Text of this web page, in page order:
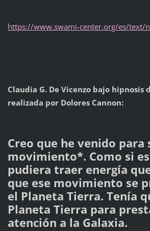
https://www.swami-center.org/es/text/
Claudia G. De Vicenzo bajo hipnosis
realizada por Dolores Cannon:
Creo que he venido para
movimiento*. Como si
pudiera traer energía
que ese movimiento se
el Planeta Tierra. Tenía
Planeta Tierra para
atención a la Galaxia.